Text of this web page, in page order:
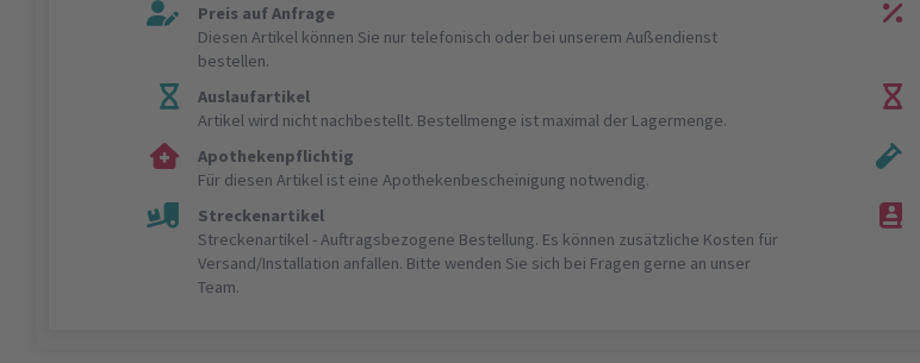
Preis auf Anfrage
Diesen Artikel können Sie nur telefonisch oder bei unserem Außendienst
bestellen.
Auslaufartikel
Artikel wird nicht nachbestellt. Bestellmenge ist maximal der Lagermenge.
Apothekenpflichtig
Für diesen Artikel ist eine Apothekenbescheinigung notwendig.
Streckenartikel
Streckenartikel - Auftragsbezogene Bestellung. Es können zusätzliche Kosten für
Versand/Installation anfallen. Bitte wenden Sie sich bei Fragen gerne an unser
Team.